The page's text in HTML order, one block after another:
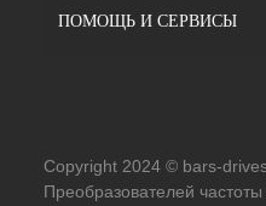
ПОМОЩЬ И СЕРВИСЫ
Copyright 2024 © bars-
Преобразователей